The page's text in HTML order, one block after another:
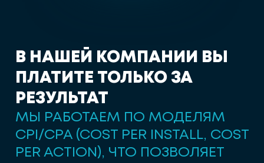
В Н АШ Е Й КОМ П АН И И ВЫ
П Л АТ И Т Е ТОЛ ЬКО ЗА
РЕЗУЛ ЬТАТ
МЫ РАБОТАЕМ ПО МОДЕЛЯМ
CPI/СPA (COST PER INSTALL, COST
PER ACTION), ЧТО ПОЗВОЛЯЕТ